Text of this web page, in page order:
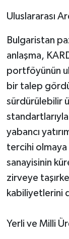
​Uluslararası
​Bulgaristan
anlaşma,
portföyünün
bir talep
sürdürülebilir
yabancı
tercihi
sanayisinin
zirveye
kabiliyetlerini
Yerli ve Milli